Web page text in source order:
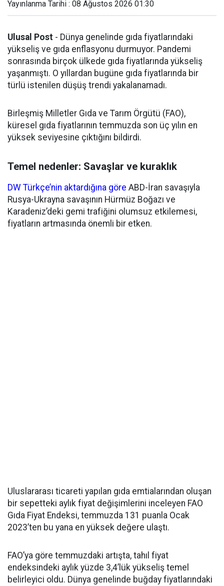
Yayınlanma Tarihi : 08 Ağustos 2026 01:30
Ulusal Post - Dünya genelinde gıda fiyatlarındaki
yükseliş ve gıda enflasyonu durmuyor. Pandemi
sonrasında birçok ülkede gıda fiyatlarında yükseliş
yaşanmıştı. O yıllardan bugüne gıda fiyatlarında bir
türlü istenilen düşüş trendi yakalanamadı.
Birleşmiş Milletler Gıda ve Tarım Örgütü (FAO),
küresel gıda fiyatlarının temmuzda son üç yılın en
yüksek seviyesine çıktığını bildirdi.
Temel nedenler: Savaşlar ve kuraklık
DW Türkçe’nin aktardığına göre ABD-İran savaşıyla
Rusya-Ukrayna savaşının Hürmüz Boğazı ve
Karadeniz’deki gemi trafiğini olumsuz etkilemesi,
fiyatların artmasında önemli bir etken.
Uluslararası ticareti yapılan gıda emtialarından oluşan
bir sepetteki aylık fiyat değişimlerini inceleyen FAO
Gıda Fiyat Endeksi, temmuzda 131 puanla Ocak
2023’ten bu yana en yüksek değere ulaştı.
FAO’ya göre temmuzdaki artışta, tahıl fiyat
endeksindeki aylık yüzde 3,4’lük yükseliş temel
belirleyici oldu. Dünya genelinde buğday fiyatlarındaki